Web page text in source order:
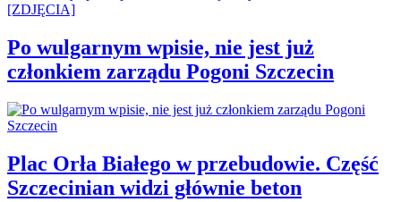
Po wulgarnym wpisie, nie jest już
członkiem zarządu Pogoni Szczecin
Plac Orła Białego w przebudowie. Część
Szczecinian widzi głównie beton